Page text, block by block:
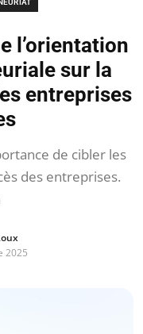
l’orientation
sur la
entreprises
de cibler les
des entreprises.
2025